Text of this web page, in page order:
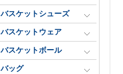
バスケットシューズ
バスケットウェア
バスケットボール
バッグ